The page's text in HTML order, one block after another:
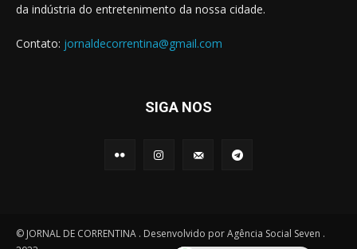
da indústria do entretenimento da nossa cidade.
Contato: jornaldecorrentina@gmail.com
SIGA NOS
© JORNAL DE CORRENTINA . Desenvolvido por Agência Social Seven .